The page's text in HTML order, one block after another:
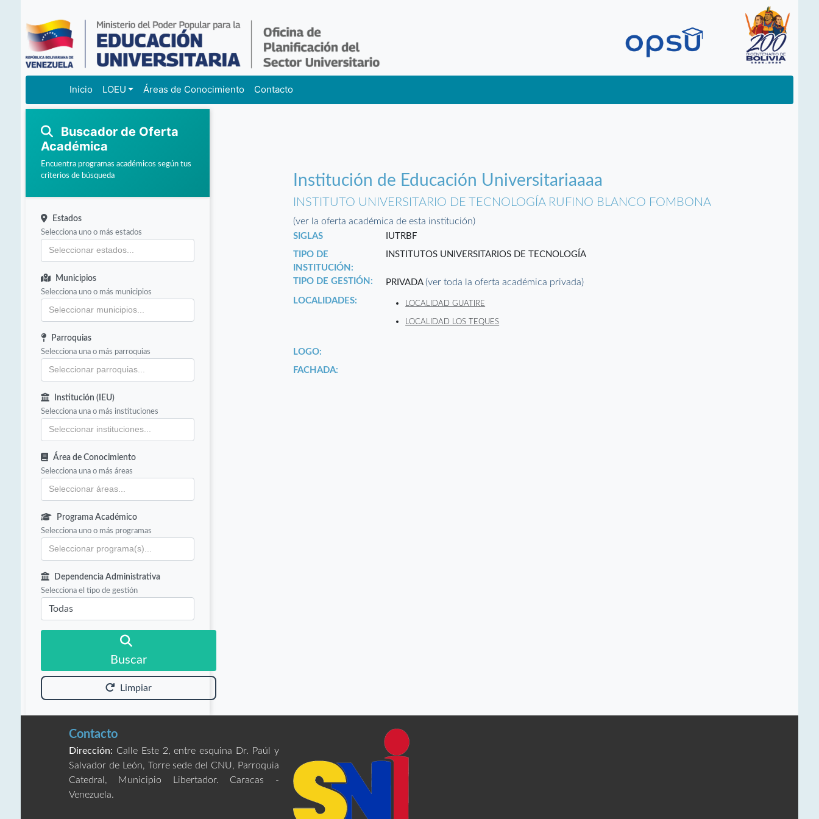
Inicio LOEU Áreas de Conocimiento Contacto
Buscador de Oferta
Académica
Encuentra programas académicos según tus
criterios de búsqueda
Estados
Selecciona uno o más estados
Municipios
Selecciona uno o más municipios
Parroquias
Selecciona una o más parroquias
Institución (IEU)
Selecciona una o más instituciones
Área de Conocimiento
Selecciona una o más áreas
Programa Académico
Selecciona uno o más programas
Dependencia Administrativa
Selecciona el tipo de gestión
Buscar
Limpiar
Institución de Educación Universitariaaaa
INSTITUTO UNIVERSITARIO DE TECNOLOGÍA RUFINO BLANCO FOMBONA
(ver la oferta académica de esta institución)
SIGLAS
IUTRBF
TIPO DE
INSTITUCIÓN:
INSTITUTOS UNIVERSITARIOS DE TECNOLOGÍA
TIPO DE GESTIÓN: PRIVADA(ver toda la oferta académica privada)
LOCALIDADES: LOCALIDAD GUATIRE
LOCALIDAD LOS TEQUES
LOGO:
FACHADA:
Contacto
Dirección: Calle Este 2, entre esquina Dr. Paúl y
Salvador de León, Torre sede del CNU, Parroquia
Catedral, Municipio Libertador. Caracas -
Venezuela.